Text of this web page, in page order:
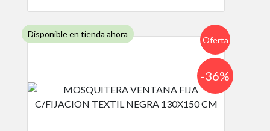
Disponible en tienda ahora
Oferta
-36%